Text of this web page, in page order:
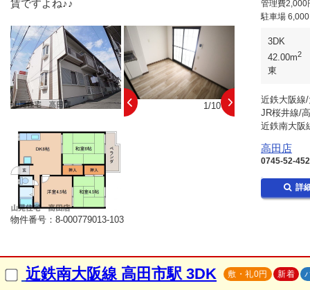
賃ですよね♪♪
1/10
10/10
物件番号：8-000779013-103
管理費2,000
駐車場
3DK
42.00m2
東
近鉄大阪線
JR桜井線/
近鉄南大阪
高田店
0745-52-
詳
近鉄南大阪線 高田市駅 3DK 敷・礼0円 新着